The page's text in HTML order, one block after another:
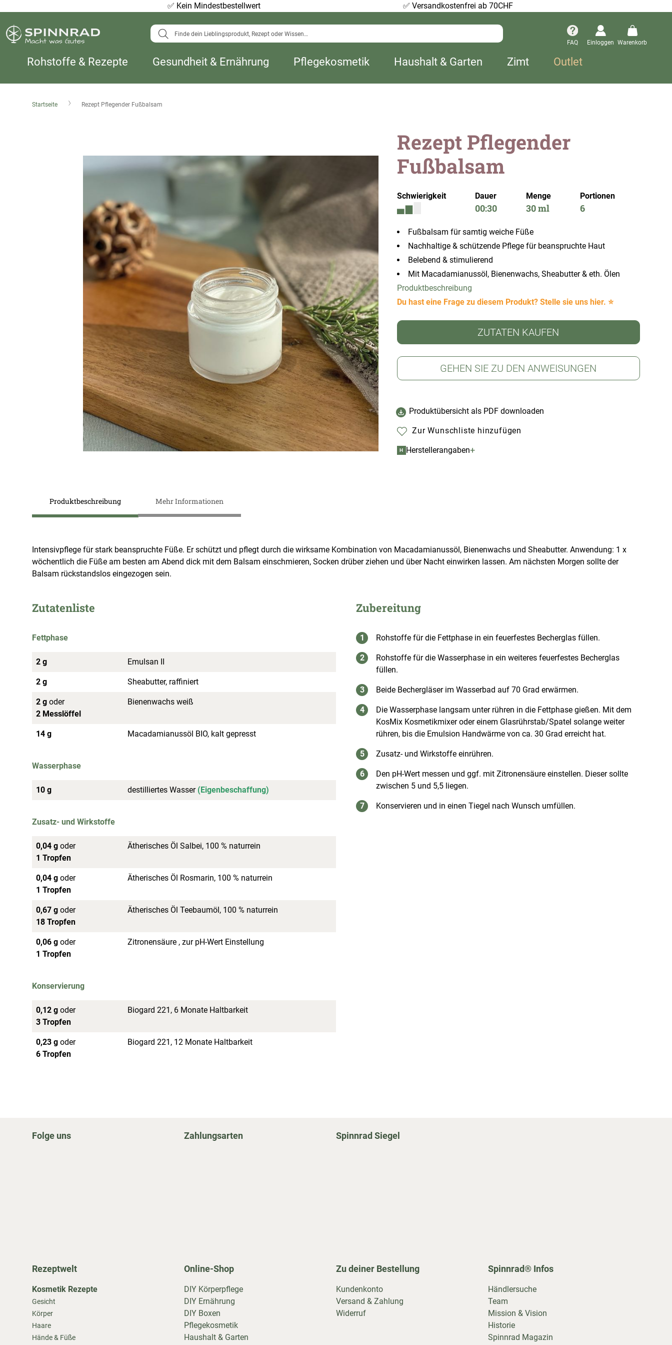
✅ Kein Mindestbestellwert ✅Versandkostenfrei ab 70CHF
Suche FAQ Einloggen Warenkorb
Rohstoffe & Rezepte Gesundheit & Ernährung Pflegekosmetik Haushalt & Garten Zimt Outlet
Startseite Rezept Pflegender Fußbalsam
Bildergalerie
Rezept Pflegender
Fußbalsam
Schwierigkeit Dauer
00:30
Menge
30 ml
Portionen
6
Fußbalsam für samtig weiche Füße
Nachhaltige & schützende Pflege für beanspruchte Haut
Belebend & stimulierend
Mit Macadamianussöl, Bienenwachs, Sheabutter & eth. Ölen
Produktbeschreibung
Du hast eine Frage zu diesem Produkt? Stelle sie uns hier. ⭐
ZUTATEN KAUFEN
GEHEN SIE ZU DEN ANWEISUNGEN
Produktübersicht als PDF downloaden
Zur Wunschliste hinzufügen
H Herstellerangaben+
Produktbeschreibung
Intensivpflege für stark beanspruchte Füße. Er schützt und pflegt durch die wirksame Kombination von Macadamianussöl, Bienenwachs und Sheabutter. Anwendung: 1 x
wöchentlich die Füße am besten am Abend dick mit dem Balsam einschmieren, Socken drüber ziehen und über Nacht einwirken lassen. Am nächsten Morgen sollte der
Balsam rückstandslos eingezogen sein.
Zutatenliste
Fettphase
2 g Emulsan II
2 g Sheabutter, raffiniert
2 g oder
2 Messlöffel
Bienenwachs weiß
14 g Macadamianussöl BIO, kalt gepresst
Wasserphase
10 g destilliertes Wasser(Eigenbeschaffung)
Zusatz- und Wirkstoffe
0,04 g oder
1 Tropfen
Ätherisches Öl Salbei, 100 % naturrein
0,04 g oder
1 Tropfen
Ätherisches Öl Rosmarin, 100 % naturrein
0,67 g oder
18 Tropfen
Ätherisches Öl Teebaumöl, 100 % naturrein
0,06 g oder
1 Tropfen
Zitronensäure , zur pH-Wert Einstellung
Konservierung
0,12 g oder
3 Tropfen
Biogard 221, 6 Monate Haltbarkeit
0,23 g oder
6 Tropfen
Biogard 221, 12 Monate Haltbarkeit
Zubereitung
Rohstoffe für die Fettphase in ein feuerfestes Becherglas füllen.
Rohstoffe für die Wasserphase in ein weiteres feuerfestes Becherglas
füllen.
Beide Bechergläser im Wasserbad auf 70 Grad erwärmen.
Die Wasserphase langsam unter rühren in die Fettphase gießen. Mit dem
KosMix Kosmetikmixer oder einem Glasrührstab/Spatel solange weiter
rühren, bis die Emulsion Handwärme von ca. 30 Grad erreicht hat.
Zusatz- und Wirkstoffe einrühren.
Den pH-Wert messen und ggf. mit Zitronensäure einstellen. Dieser sollte
zwischen 5 und 5,5 liegen.
Konservieren und in einen Tiegel nach Wunsch umfüllen.
Mehr Informationen
Folge uns Zahlungsarten Spinnrad Siegel
Rezeptwelt
Kosmetik Rezepte
Gesicht
Körper
Haare
Hände & Füße
Online-Shop
DIY Körperpflege
DIY Ernährung
DIY Boxen
Pflegekosmetik
Haushalt & Garten
Zu deiner Bestellung
Kundenkonto
Versand & Zahlung
Widerruf
Spinnrad® Infos
Händlersuche
Team
Mission & Vision
Historie
Spinnrad Magazin